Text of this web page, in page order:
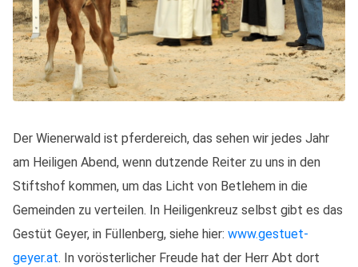
Der Wienerwald ist pferdereich, das sehen wir jedes Jahr
am Heiligen Abend, wenn dutzende Reiter zu uns in den
Stiftshof kommen, um das Licht von Betlehem in die
Gemeinden zu verteilen. In Heiligenkreuz selbst gibt es das
Gestüt Geyer, in Füllenberg, siehe hier: www.gestuet-
geyer.at. In vorösterlicher Freude hat der Herr Abt dort